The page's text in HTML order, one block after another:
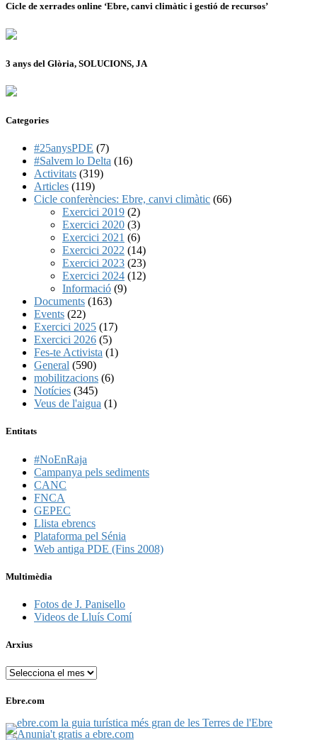
Cicle de xerrades online ‘Ebre, canvi climàtic i gestió de recursos’
3 anys del Glòria, SOLUCIONS, JA
Categories
#25anysPDE (7)
#Salvem lo Delta (16)
Activitats (319)
Articles (119)
Cicle conferències: Ebre, canvi climàtic (66)
Exercici 2019 (2)
Exercici 2020 (3)
Exercici 2021 (6)
Exercici 2022 (14)
Exercici 2023 (23)
Exercici 2024 (12)
Informació (9)
Documents (163)
Events (22)
Exercici 2025 (17)
Exercici 2026 (5)
Fes-te Activista (1)
General (590)
mobilitzacions (6)
Notícies (345)
Veus de l'aigua (1)
Entitats
#NoEnRaja
Campanya pels sediments
CANC
FNCA
GEPEC
Llista ebrencs
Plataforma pel Sénia
Web antiga PDE (Fins 2008)
Multimèdia
Fotos de J. Panisello
Videos de Lluís Comí
Arxius
Arxius
Ebre.com